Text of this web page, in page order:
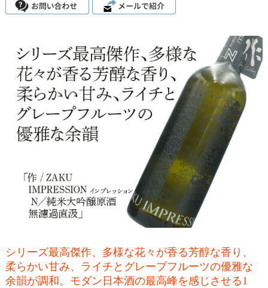
シリーズ最高傑作、多様な花々が香る芳醇な香り、
柔らかい甘み、ライチとグレープフルーツの優雅な
余韻が調和。モダン日本酒の最高峰を感じさせる1